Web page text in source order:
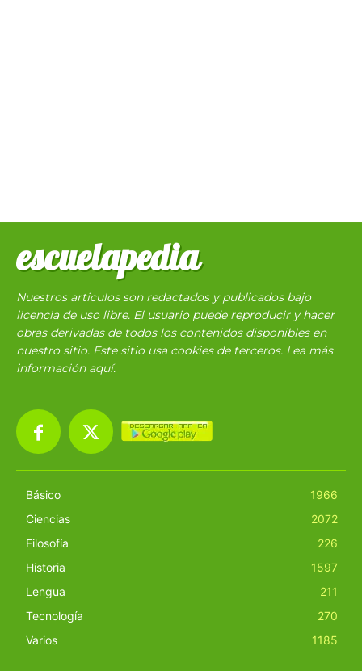
escuelapedia
Nuestros articulos son redactados y publicados bajo
licencia de uso libre. El usuario puede reproducir y hacer
obras derivadas de todos los contenidos disponibles en
nuestro sitio. Este sitio usa cookies de terceros. Lea más
información aquí.
Básico
1966
Ciencias
2072
Filosofía
226
Historia
1597
Lengua
211
Tecnología
270
Varios
1185